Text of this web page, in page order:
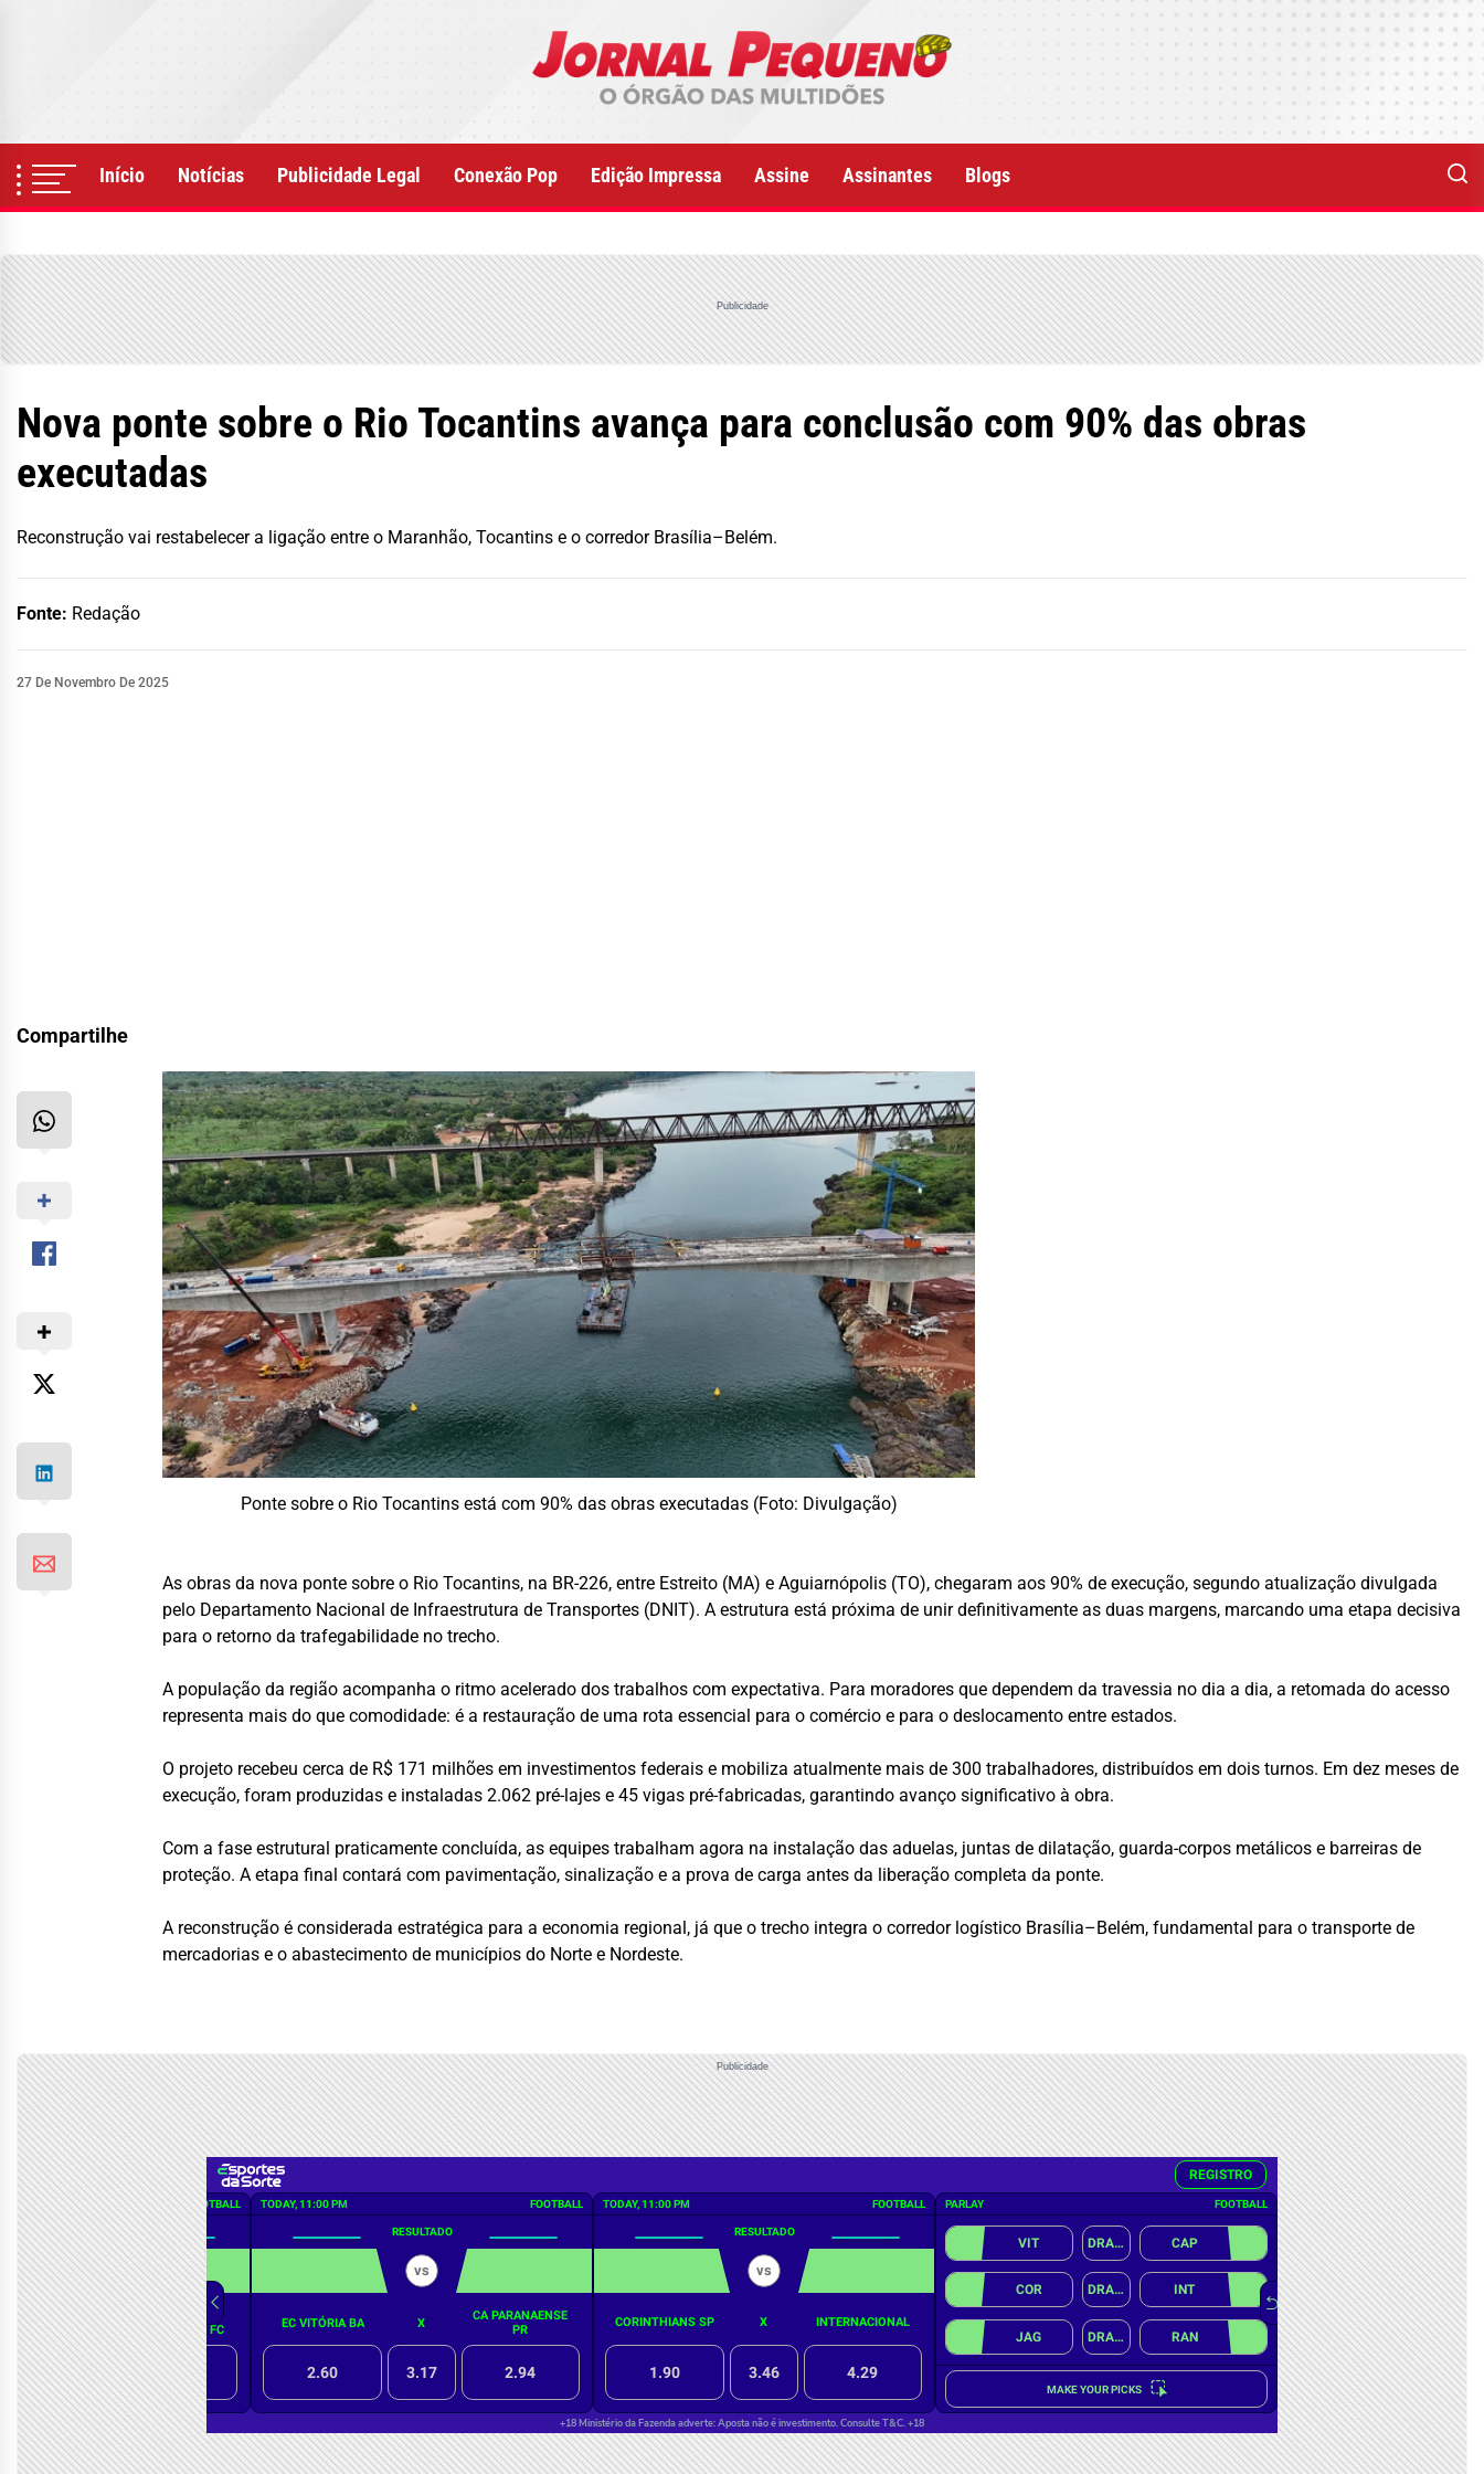
Início Notícias Publicidade Legal Conexão Pop Edição Impressa Assine Assinantes Blogs
Publicidade
Nova ponte sobre o Rio Tocantins avança para conclusão com 90% das obras
executadas
Reconstrução vai restabelecer a ligação entre o Maranhão, Tocantins e o corredor Brasília–Belém.
Fonte: Redação
27 De Novembro De 2025
Compartilhe
Ponte sobre o Rio Tocantins está com 90% das obras executadas (Foto: Divulgação)
As obras da nova ponte sobre o Rio Tocantins, na BR-226, entre Estreito (MA) e Aguiarnópolis (TO), chegaram aos 90% de execução, segundo atualização divulgada
pelo Departamento Nacional de Infraestrutura de Transportes (DNIT). A estrutura está próxima de unir definitivamente as duas margens, marcando uma etapa decisiva
para o retorno da trafegabilidade no trecho.
A população da região acompanha o ritmo acelerado dos trabalhos com expectativa. Para moradores que dependem da travessia no dia a dia, a retomada do acesso
representa mais do que comodidade: é a restauração de uma rota essencial para o comércio e para o deslocamento entre estados.
O projeto recebeu cerca de R$ 171 milhões em investimentos federais e mobiliza atualmente mais de 300 trabalhadores, distribuídos em dois turnos. Em dez meses de
execução, foram produzidas e instaladas 2.062 pré-lajes e 45 vigas pré-fabricadas, garantindo avanço significativo à obra.
Com a fase estrutural praticamente concluída, as equipes trabalham agora na instalação das aduelas, juntas de dilatação, guarda-corpos metálicos e barreiras de
proteção. A etapa final contará com pavimentação, sinalização e a prova de carga antes da liberação completa da ponte.
A reconstrução é considerada estratégica para a economia regional, já que o trecho integra o corredor logístico Brasília–Belém, fundamental para o transporte de
mercadorias e o abastecimento de municípios do Norte e Nordeste.
Publicidade